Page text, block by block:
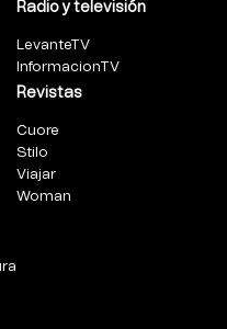
Radio y televisión
LevanteTV
InformacionTV
Revistas
Cuore
Stilo
Viajar
Woman